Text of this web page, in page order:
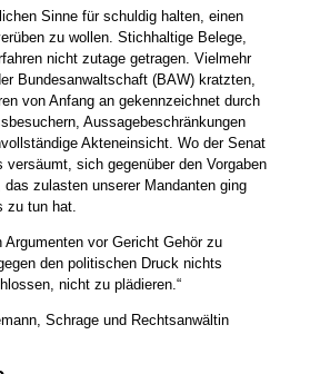
Sinne für schuldig halten, einen
zu wollen. Stichhaltige Belege,
nicht zutage getragen. Vielmehr
Bundesanwaltschaft (BAW) kratzten,
von Anfang an gekennzeichnet durch
Aussagebeschränkungen
Akteneinsicht. Wo der Senat
sich gegenüber den Vorgaben
zulasten unserer Mandanten ging
zu tun hat.
vor Gericht Gehör zu
den politischen Druck nichts
nicht zu plädieren.“
Schrage und Rechtsanwältin